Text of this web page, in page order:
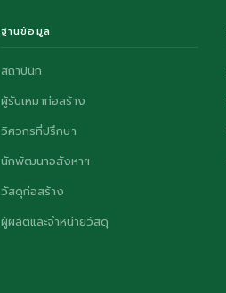
ฐานข้อมูล
สถาปนิก
ผู้รับเหมาก่อสร้าง
วิศวกรที่ปรึกษา
นักพัฒนาอสังหาฯ
วัสดุก่อสร้าง
ผู้ผลิตและจำหน่ายวัสดุ